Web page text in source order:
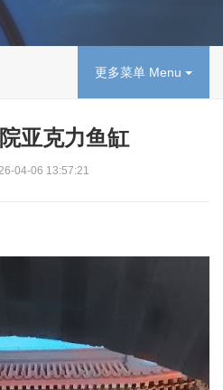
更多菜单 Menu
亚克力鱼缸
04-06 13:57:21